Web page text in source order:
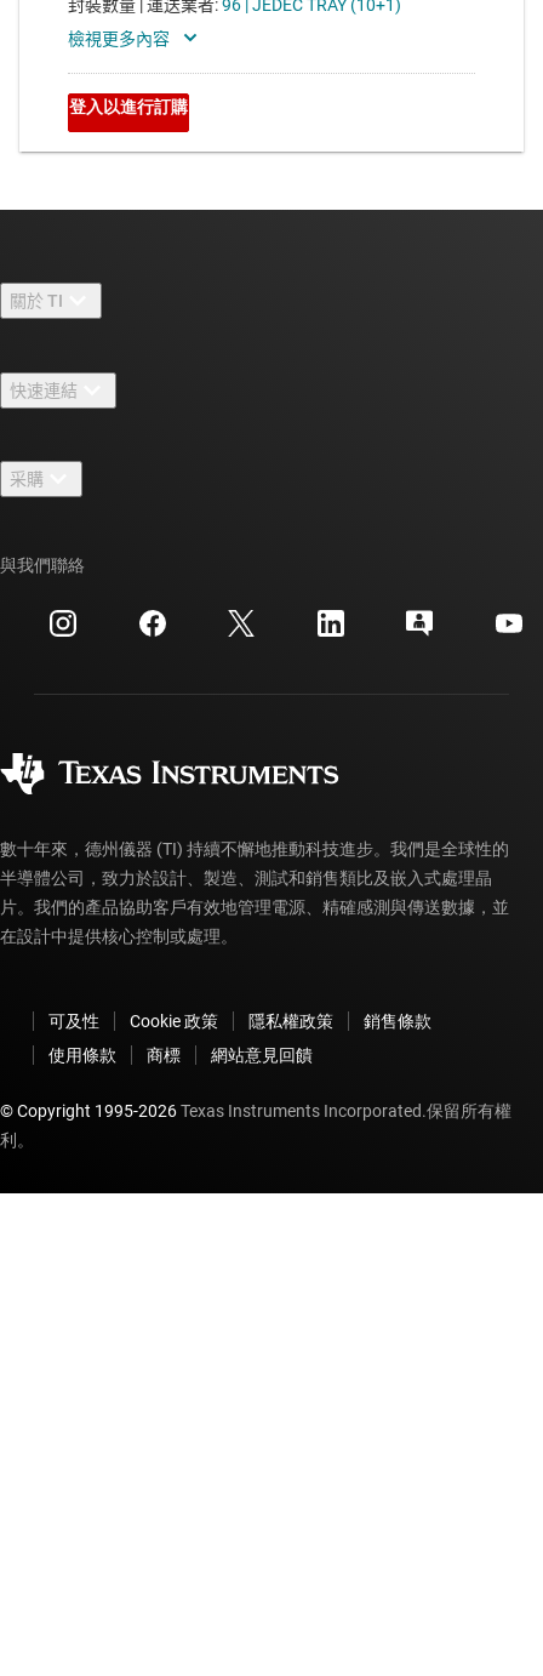
關於 TI
人才招募
新聞室
活動
投資人關系
快速連結
TI E2E™ 設計支援論壇
交互參考搜索
客戶支援中心
myTI 帳戶常見問題解答
采購
訂購 FAQ
與我們聯絡
數十年來，德州儀器 (TI) 持續不懈地推動科技進步。我們是全球性的
半導體公司，致力於設計、製造、測試和銷售類比及嵌入式處理晶
片。我們的產品協助客戶有效地管理電源、精確感測與傳送數據，並
在設計中提供核心控制或處理。
可及性 Cookie 政策 隱私權政策
銷售條款
使用條款
商標 網站意見回饋
© Copyright 1995-2026Texas Instruments Incorporated.保留所有權
利。